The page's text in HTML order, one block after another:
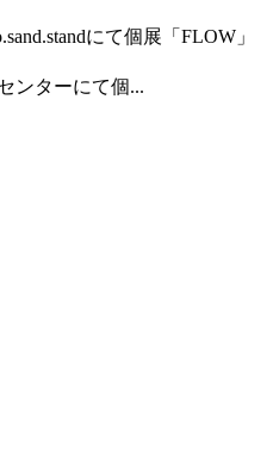
にて個展「FLOW」
ンターにて個...